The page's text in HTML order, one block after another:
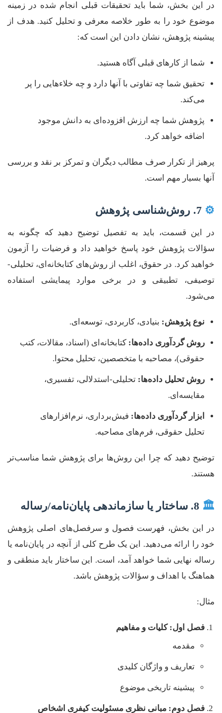
در این بخش، شما باید تحقیقات قبلی انجام شده در زمینه
موضوع خود را به طور خلاصه معرفی و تحلیل کنید. هدف از
پیشینه پژوهش، نشان دادن این است که:
شما از کارهای قبلی آگاه هستید.
تحقیق شما چه تفاوتی با آنها دارد و چه خلاءهایی را پر
می‌کند.
پژوهش شما چه ارزش افزوده‌ای به دانش موجود
اضافه خواهد کرد.
پرهیز از تکرار صرف مطالب دیگران و تمرکز بر نقد و بررسی
آنها بسیار مهم است.
⚙️
در این قسمت، باید به تفصیل توضیح دهید که چگونه به
سؤالات پژوهش خود پاسخ خواهید داد و فرضیات را آزمون
خواهید کرد. در حقوق، اغلب از روش‌های کتابخانه‌ای، تحلیلی-
توصیفی، تطبیقی و در برخی موارد پیمایشی استفاده
می‌شود.
نوع پژوهش: بنیادی، کاربردی، توسعه‌ای.
روش گردآوری داده‌ها: کتابخانه‌ای (اسناد، مقالات، کتب
حقوقی)، مصاحبه با متخصصین، تحلیل محتوا.
روش تحلیل داده‌ها: تحلیلی-استدلالی، تفسیری،
مقایسه‌ای.
ابزار گردآوری داده‌ها: فیش‌برداری، نرم‌افزارهای
تحلیل حقوقی، فرم‌های مصاحبه.
توضیح دهید که چرا این روش‌ها برای پژوهش شما مناسب‌تر
هستند.
🏛️
در این بخش، فهرست فصول و سرفصل‌های اصلی پژوهش
خود را ارائه می‌دهید. این یک طرح کلی از آنچه در پایان‌نامه یا
رساله نهایی شما خواهد آمد، است. این ساختار باید منطقی و
هماهنگ با اهداف و سؤالات پژوهش باشد.
مثال:
فصل اول: کلیات و مفاهیم
مقدمه
تعاریف و واژگان کلیدی
پیشینه تاریخی موضوع
فصل دوم: مبانی نظری مسئولیت کیفری اشخاص